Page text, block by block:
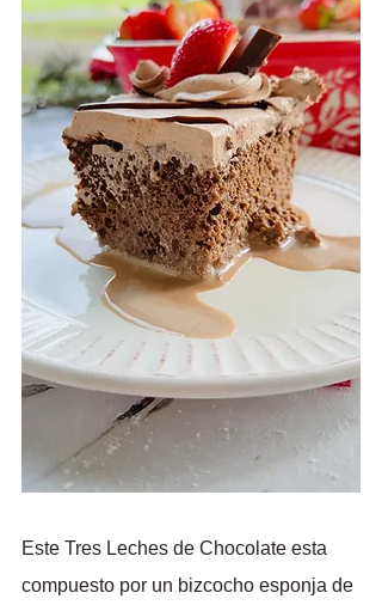
Este Tres Leches de Chocolate esta
compuesto por un bizcocho esponja de